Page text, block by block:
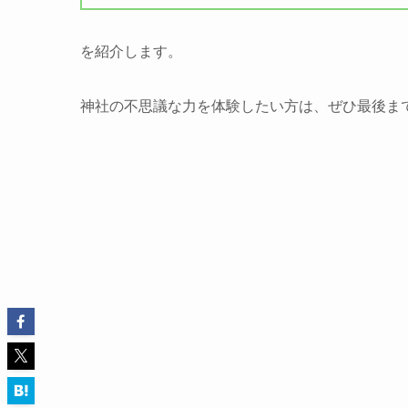
を紹介します。
神社の不思議な力を体験したい方は、ぜひ最後ま